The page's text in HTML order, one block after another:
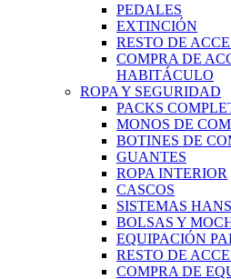
PEDALES
EXTINCIÓN
RESTO DE
COMPRA DE
HABITÁCULO
ROPA Y SEGURIDAD
PACKS
MONOS DE
BOTINES DE
GUANTES
ROPA INTERIOR
CASCOS
SISTEMAS HANS
BOLSAS Y
EQUIPACIÓN
RESTO DE
COMPRA DE